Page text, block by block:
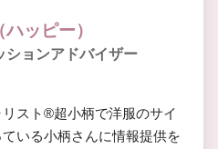
ッピー）
ションアドバイザー
スト®︎超小柄で洋服のサイ
いる小柄さんに情報提供を